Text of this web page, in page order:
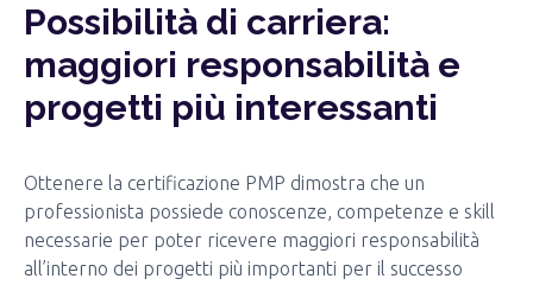
Possibilità di carriera:
maggiori responsabilità e
progetti più interessanti
Ottenere la certificazione PMP dimostra che un
professionista possiede conoscenze, competenze e skill
necessarie per poter ricevere maggiori responsabilità
all’interno dei progetti più importanti per il successo